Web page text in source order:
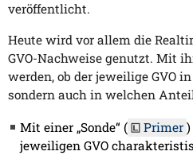
veröffentlicht.
Heute wird vor allem die
GVO-Nachweise genutzt. Mit
werden, ob der jeweilige GVO
sondern auch in welchen
Mit einer „Sonde“ ( Primer
jeweiligen GVO